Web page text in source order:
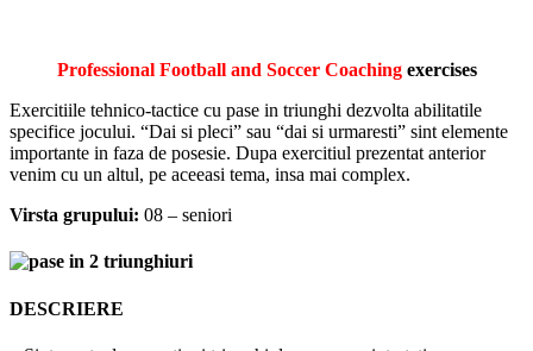
Professional Football and Soccer Coachingexercises
Exercitiile tehnico-tactice cu pase in triunghi dezvolta abilitatile
specifice jocului. “Dai si pleci” sau “dai si urmaresti” sint elemente
importante in faza de posesie. Dupa exercitiul prezentat anterior
venim cu un altul, pe aceeasi tema, insa mai complex.
Virsta grupului: 08 – seniori
DESCRIERE